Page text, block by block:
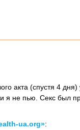
акта (спустя 4
я не пью. Секс был
ua.org»: